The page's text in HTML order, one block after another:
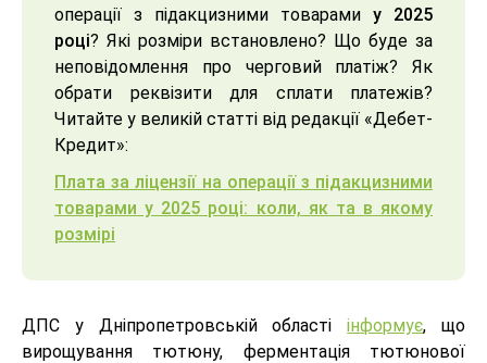
операції з підакцизними товарами у 2025
році? Які розміри встановлено? Що буде за
неповідомлення про черговий платіж? Як
обрати реквізити для сплати платежів?
Читайте у великій статті від редакції «Дебет-
Кредит»:
Плата за ліцензії на операції з підакцизними
товарами у 2025 році: коли, як та в якому
розмірі
ДПС у Дніпропетровській областіінформує, що
вирощування тютюну, ферментація тютюнової